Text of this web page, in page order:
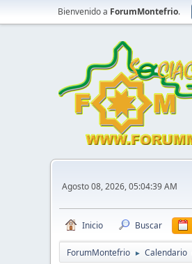
Bienvenido a ForumMontefrio.
Agosto 08, 2026, 05:04:39 AM
Inicio Buscar
ForumMontefrio ► Calendario